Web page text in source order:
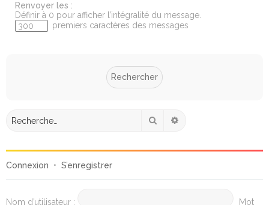
Renvoyer les :
Définir à 0 pour afficher l’intégralité du message.
premiers caractères des messages
Rechercher
Connexion • S’enregistrer
Nom d’utilisateur : Mot